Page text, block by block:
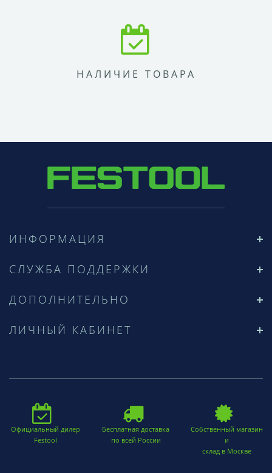
НАЛИЧИЕ ТОВАРА
ИНФОРМАЦИЯ
СЛУЖБА ПОДДЕРЖКИ
ДОПОЛНИТЕЛЬНО
ЛИЧНЫЙ КАБИНЕТ
Официальный дилер
Festool
Бесплатная доставка
по всей России
Собственный магазин
и
склад в Москве